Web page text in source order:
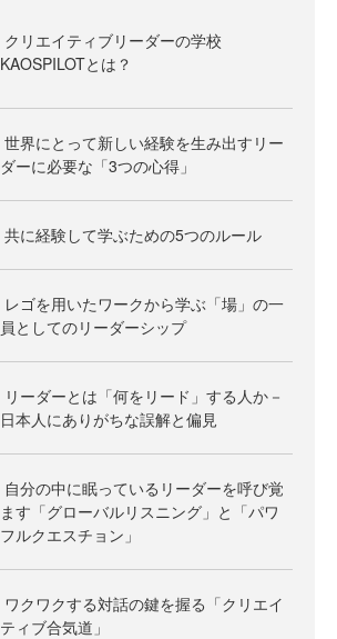
クリエイティブリーダーの学校
KAOSPILOTとは？
世界にとって新しい経験を生み出すリー
ダーに必要な「3つの心得」
共に経験して学ぶための5つのルール
レゴを用いたワークから学ぶ「場」の一
員としてのリーダーシップ
リーダーとは「何をリード」する人か－
日本人にありがちな誤解と偏見
自分の中に眠っているリーダーを呼び覚
ます「グローバルリスニング」と「パワ
フルクエスチョン」
ワクワクする対話の鍵を握る「クリエイ
ティブ合気道」